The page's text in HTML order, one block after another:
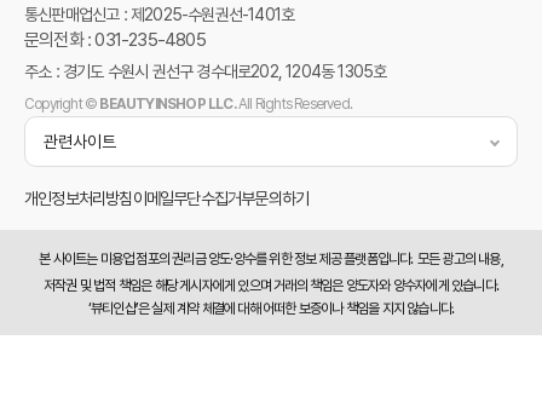
개인정보처리방침이메일무단수집거부문의하기
통신판매업신고 : 제2025-수원권선-1401호
문의전화 : 031-235-4805
주소 : 경기도 수원시 권선구 경수대로202, 1204동 1305호
Copyright © BEAUTYINSHOP LLC.All Rights Reserved.
관련사이트
본 사이트는 미용업 점포의 권리금 양도·양수를 위한 정보 제공 플랫폼입니다. 모든 광고의 내용,
저작권 및 법적 책임은 해당 게시자에게 있으며 거래의 책임은 양도자와 양수자에게 있습니다.
‘뷰티인샵’은 실제 계약 체결에 대해 어떠한 보증이나 책임을 지지 않습니다.